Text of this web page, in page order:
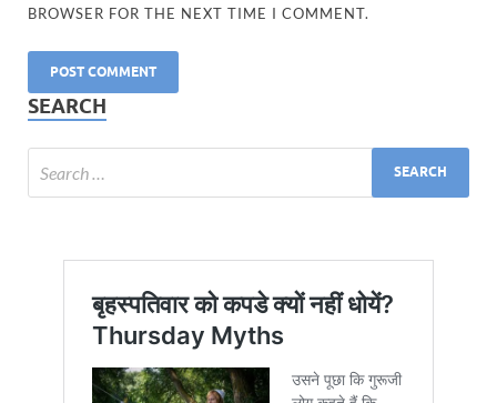
BROWSER FOR THE NEXT TIME I COMMENT.
SEARCH